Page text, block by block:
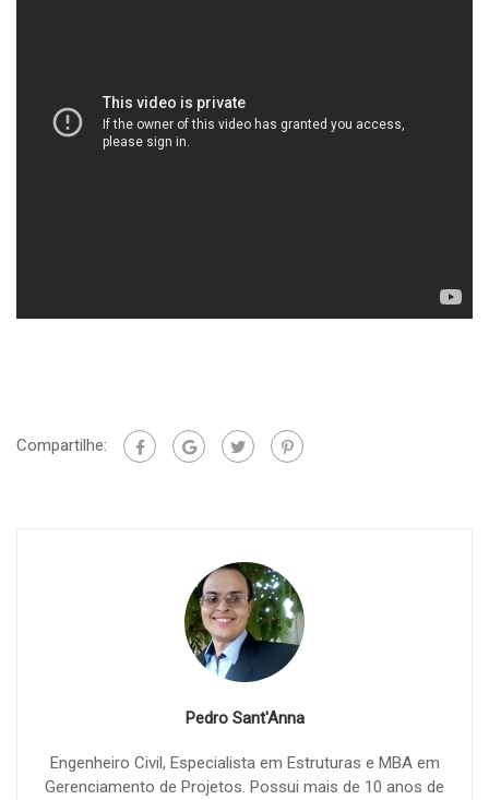
Compartilhe:
Pedro Sant'Anna
Engenheiro Civil, Especialista em Estruturas e MBA em
Gerenciamento de Projetos. Possui mais de 10 anos de